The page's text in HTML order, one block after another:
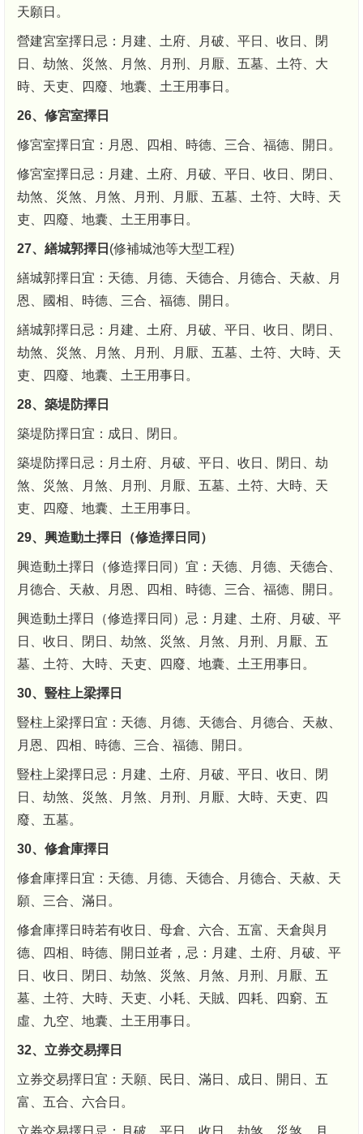
天願日。
營建宮室擇日忌：月建、土府、月破、平日、收日、閉
日、劫煞、災煞、月煞、月刑、月厭、五墓、土符、大
時、天吏、四廢、地囊、土王用事日。
26、修宮室擇日
修宮室擇日宜：月恩、四相、時德、三合、福德、開日。
修宮室擇日忌：月建、土府、月破、平日、收日、閉日、
劫煞、災煞、月煞、月刑、月厭、五墓、土符、大時、天
吏、四廢、地囊、土王用事日。
27、繕城郭擇日 (修補城池等大型工程)
繕城郭擇日宜：天德、月德、天德合、月德合、天赦、月
恩、國相、時德、三合、福德、開日。
繕城郭擇日忌：月建、土府、月破、平日、收日、閉日、
劫煞、災煞、月煞、月刑、月厭、五墓、土符、大時、天
吏、四廢、地囊、土王用事日。
28、築堤防擇日
築堤防擇日宜：成日、閉日。
築堤防擇日忌：月土府、月破、平日、收日、閉日、劫
煞、災煞、月煞、月刑、月厭、五墓、土符、大時、天
吏、四廢、地囊、土王用事日。
29、興造動土擇日（修造擇日同）
興造動土擇日（修造擇日同）宜：天德、月德、天德合、
月德合、天赦、月恩、四相、時德、三合、福德、開日。
興造動土擇日（修造擇日同）忌：月建、土府、月破、平
日、收日、閉日、劫煞、災煞、月煞、月刑、月厭、五
墓、土符、大時、天吏、四廢、地囊、土王用事日。
30、豎柱上梁擇日
豎柱上梁擇日宜：天德、月德、天德合、月德合、天赦、
月恩、四相、時德、三合、福德、開日。
豎柱上梁擇日忌：月建、土府、月破、平日、收日、閉
日、劫煞、災煞、月煞、月刑、月厭、大時、天吏、四
廢、五墓。
30、修倉庫擇日
修倉庫擇日宜：天德、月德、天德合、月德合、天赦、天
願、三合、滿日。
修倉庫擇日時若有收日、母倉、六合、五富、天倉與月
德、四相、時德、開日並者，忌：月建、土府、月破、平
日、收日、閉日、劫煞、災煞、月煞、月刑、月厭、五
墓、土符、大時、天吏、小耗、天賊、四耗、四窮、五
虛、九空、地囊、土王用事日。
32、立券交易擇日
立券交易擇日宜：天願、民日、滿日、成日、開日、五
富、五合、六合日。
立券交易擇日忌：月破、平日、收日、劫煞、災煞、月